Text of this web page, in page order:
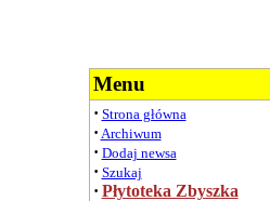
Menu
· Strona główna
· Archiwum
· Dodaj newsa
· Szukaj
· Płytoteka Zbyszka